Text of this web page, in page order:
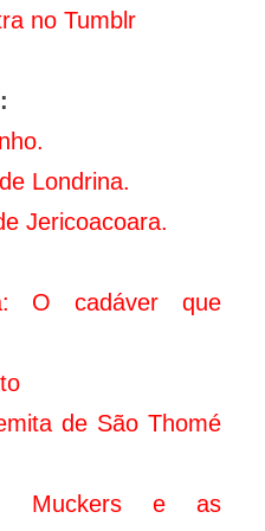
Londrina.
Jericoacoara.
O cadáver que
de São Thomé
Muckers e as